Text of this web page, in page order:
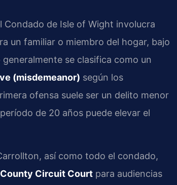
Condado de Isle of Wight involucra
un familiar o miembro del hogar, bajo
generalmente se clasifica como un
(misdemeanor) según los
ofensa suele ser un delito menor
de 20 años puede elevar el
así como todo el condado,
Circuit Court para audiencias